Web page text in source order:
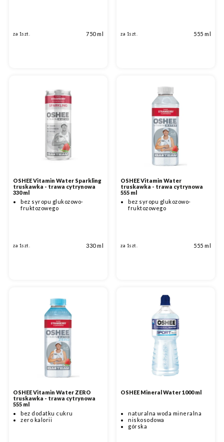
za 1szt. 750 ml za 1szt. 555 ml
OSHEE Vitamin Water Sparkling
truskawka - trawa cytrynowa
330 ml
bez syropu glukozowo-
fruktozowego
za 1szt. 330 ml
OSHEE Vitamin Water
truskawka - trawa cytrynowa
555 ml
bez syropu glukozowo-
fruktozowego
za 1szt. 555 ml
OSHEE Vitamin Water ZERO
truskawka - trawa cytrynowa
555 ml
bez dodatku cukru
zero kalorii
OSHEE Mineral Water 1000 ml
naturalna woda mineralna
niskosodowa
górska